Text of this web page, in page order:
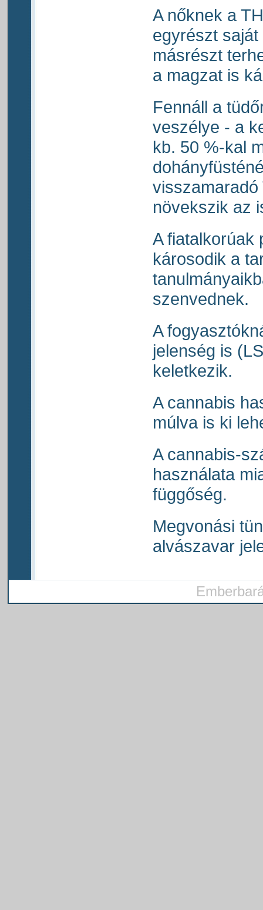
A nőknek a
egyrészt
másrészt
a magzat is
Fennáll a
veszélye - a
kb. 50 %-kal
növekszik az
A fiatalkorúak
károsodik a
szenvednek.
A
jelenség is
keletkezik.
A cannabis
múlva is ki
A cannabis-
használata
függőség.
Megvonási
alvászavar